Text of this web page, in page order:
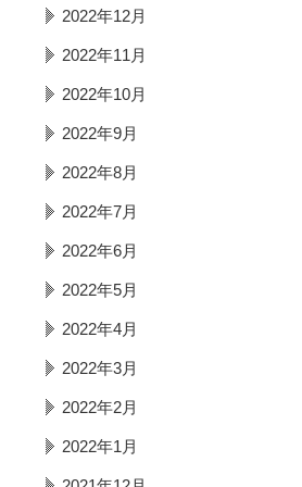
2022年12月
2022年11月
2022年10月
2022年9月
2022年8月
2022年7月
2022年6月
2022年5月
2022年4月
2022年3月
2022年2月
2022年1月